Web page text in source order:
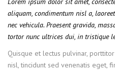
aliquam, condimentum nisl a,
nec vehicula. Praesent gravida,
tortor nunc ultrices dui, in tristique
Quisque et lectus pulvinar,
nisl, tincidunt sed venenatis eget,